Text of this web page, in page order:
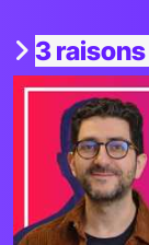
3 raisons